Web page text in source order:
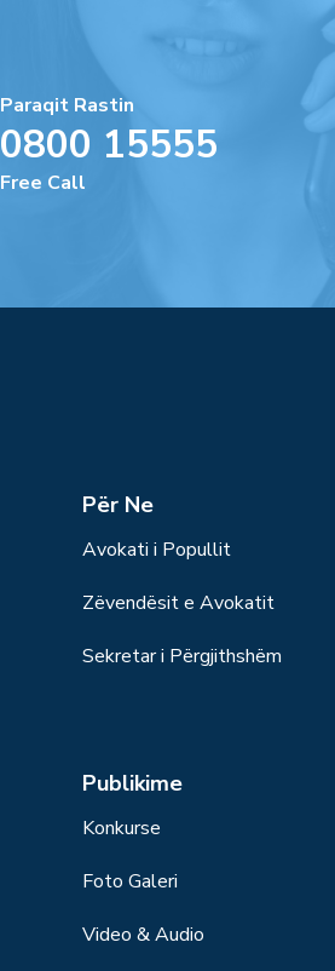
Paraqit Rastin
0800 15555
Free Call
Për Ne
Avokati i Popullit
Zëvendësit e Avokatit
Sekretar i Përgjithshëm
Publikime
Konkurse
Foto Galeri
Video & Audio